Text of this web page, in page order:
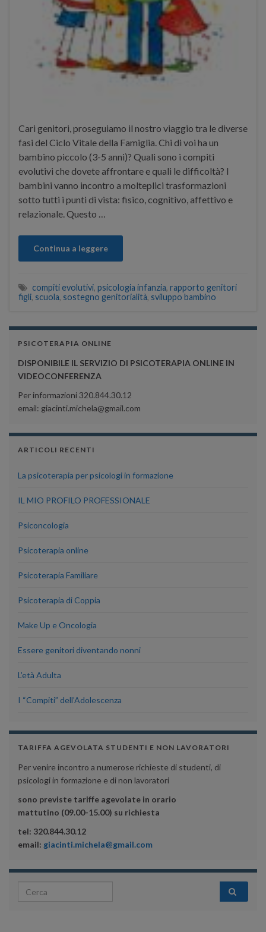
Cari genitori, proseguiamo il nostro viaggio tra le diverse
fasi del Ciclo Vitale della Famiglia. Chi di voi ha un
bambino piccolo (3-5 anni)? Quali sono i compiti
evolutivi che dovete affrontare e quali le difficoltà? I
bambini vanno incontro a molteplici trasformazioni
sotto tutti i punti di vista: fisico, cognitivo, affettivo e
relazionale. Questo …
Continua a leggere
compiti evolutivi, psicologia infanzia, rapporto genitori
figli, scuola, sostegno genitorialità, sviluppo bambino
PSICOTERAPIA ONLINE
DISPONIBILE IL SERVIZIO DI PSICOTERAPIA ONLINE IN
VIDEOCONFERENZA
Per informazioni 320.844.30.12
email: giacinti.michela@gmail.com
ARTICOLI RECENTI
La psicoterapia per psicologi in formazione
IL MIO PROFILO PROFESSIONALE
Psiconcologia
Psicoterapia online
Psicoterapia Familiare
Psicoterapia di Coppia
Make Up e Oncologia
Essere genitori diventando nonni
L’età Adulta
I “Compiti” dell’Adolescenza
TARIFFA AGEVOLATA STUDENTI E NON LAVORATORI
Per venire incontro a numerose richieste di studenti, di
psicologi in formazione e di non lavoratori
sono previste tariffe agevolate in orario
mattutino (09.00-15.00) su richiesta
tel: 320.844.30.12
email: giacinti.michela@gmail.com
Search for: